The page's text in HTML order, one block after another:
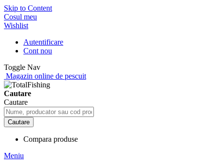
Skip to Content
Cosul meu
Wishlist
Autentificare
Cont nou
Toggle Nav
Magazin online de pescuit
Cautare
Cautare
Cautare
Compara produse
Meniu